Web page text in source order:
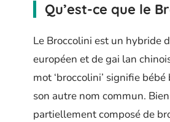
Qu’est-ce que le
Le Broccolini est un hybride
européen et de gai lan
mot ‘broccolini’ signifie bébé
son autre nom commun.
partiellement composé de